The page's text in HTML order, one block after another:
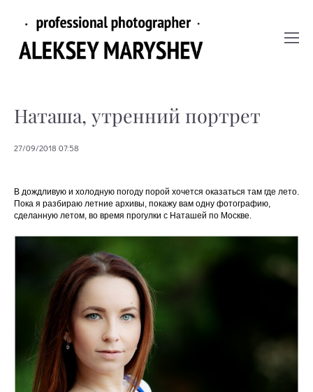
27/09/2018 07:58
Наташа, утренний портрет
В дождливую и холодную погоду порой хочется оказаться там где лето.
Пока я разбираю летние архивы, покажу вам одну фотографию,
сделанную летом, во время прогулки с Наташей по Москве.